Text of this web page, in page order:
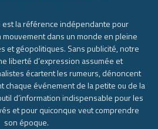
la référence indépendante pour
mouvement dans un monde en pleine
et géopolitiques. Sans publicité, notre
liberté d’expression assumée et
écartent les rumeurs, dénoncent
chaque événement de la petite ou de la
d’information indispensable pour les
et pour quiconque veut comprendre
son époque.